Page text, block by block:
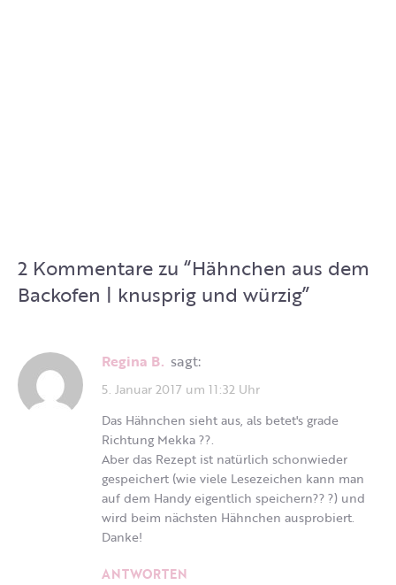
2 Kommentare zu “Hähnchen aus dem
Backofen | knusprig und würzig”
Regina B. sagt:
5. Januar 2017 um 11:32 Uhr
Das Hähnchen sieht aus, als betet's grade
Richtung Mekka ??.
Aber das Rezept ist natürlich schonwieder
gespeichert (wie viele Lesezeichen kann man
auf dem Handy eigentlich speichern?? ?) und
wird beim nächsten Hähnchen ausprobiert.
Danke!
ANTWORTEN